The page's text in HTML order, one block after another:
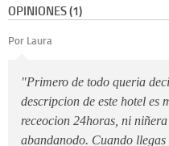
OPINIONES (1)
Por Laura
"Primero de todo queria
descripcion de este hotel es
receocion 24horas, ni
abandanodo. Cuando